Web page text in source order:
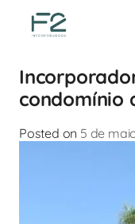
condomínio
Posted on 5 de